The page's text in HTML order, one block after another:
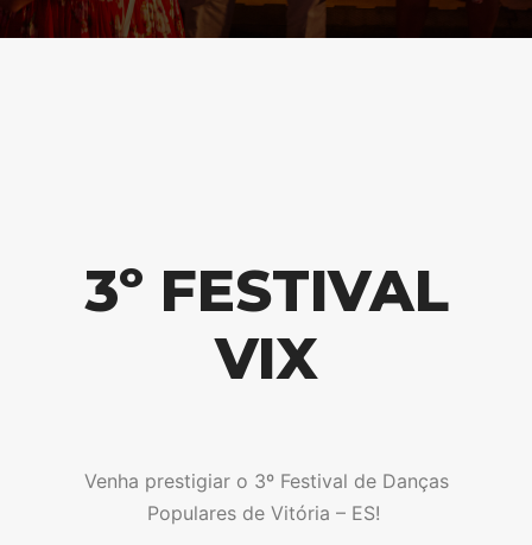
3º FESTIVAL
VIX
Venha prestigiar o 3º Festival de Danças
Populares de Vitória – ES!